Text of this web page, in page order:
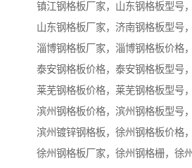
镇江钢格板厂家，山东钢格板型号
山东钢格板厂家，济南钢格板型号
淄博钢格板厂家，淄博钢格板价格
泰安钢格板价格，泰安钢格板型号
莱芜钢格板价格，莱芜钢格板型号
滨州钢格板价格，滨州钢格板型号
滨州镀锌钢格板，徐州钢格板价格
徐州钢格板厂家，徐州钢格栅，徐